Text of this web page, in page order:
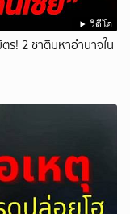
วิดีโอ
! 2 ชาติมหาอำนาจใน